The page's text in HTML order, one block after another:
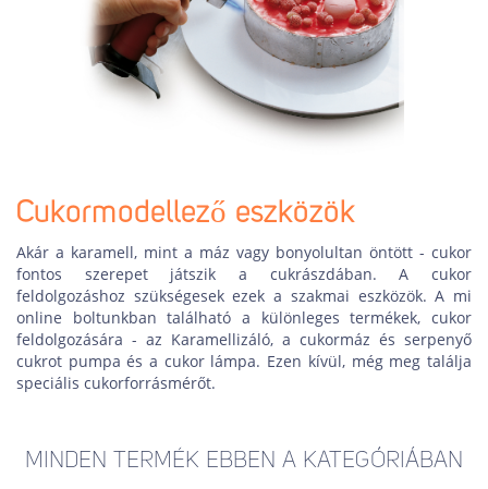
Cukormodellező eszközök
Akár a karamell, mint a máz vagy bonyolultan öntött - cukor
fontos szerepet játszik a cukrászdában. A cukor
feldolgozáshoz szükségesek ezek a szakmai eszközök. A mi
online boltunkban található a különleges termékek, cukor
feldolgozására - az Karamellizáló, a cukormáz és serpenyő
cukrot pumpa és a cukor lámpa. Ezen kívül, még meg találja
speciális cukorforrásmérőt.
MINDEN TERMÉK EBBEN A KATEGÓRIÁBAN